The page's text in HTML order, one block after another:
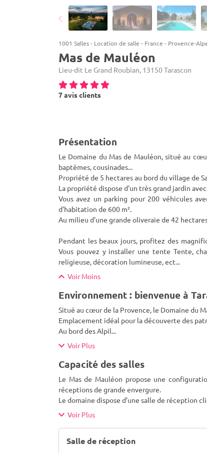
1001 Salles- Location de salle - France - Provence-
Mas de Mauléon
Lieu-dit Le Grand Roubian, 13150 Tarascon
7 avis clients
Présentation
Le Domaine du Mas de Mauléon, situé au
baptêmes, cousinades...
Propriété de 5 hectares au bord du village de
La propriété dispose d'un très grand jardin
Vous avez un parking pour 200 véhicules
d'habitation de 600 m².
Au milieu d'une grande oliveraie de 42
Pendant les beaux jours, profitez des
Vous pouvez y installer une tente Tente,
religieuse, décoration lumineuse, ect...
Voir Moins
Environnement : bienvenue à
Situé au cœur de la Provence, le Domaine du
Emplacement idéal pour la découverte des
Au bord des Alpil...
Voir Plus
Capacité des salles
Le Mas de Mauléon propose une
réceptions de grande envergure.
Le domaine dispose d’une salle de réception
Voir Plus
Salle de réception